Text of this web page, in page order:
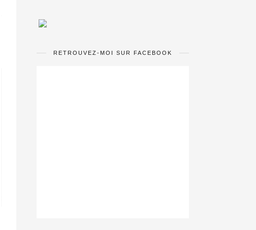
RETROUVEZ-MOI SUR FACEBOOK